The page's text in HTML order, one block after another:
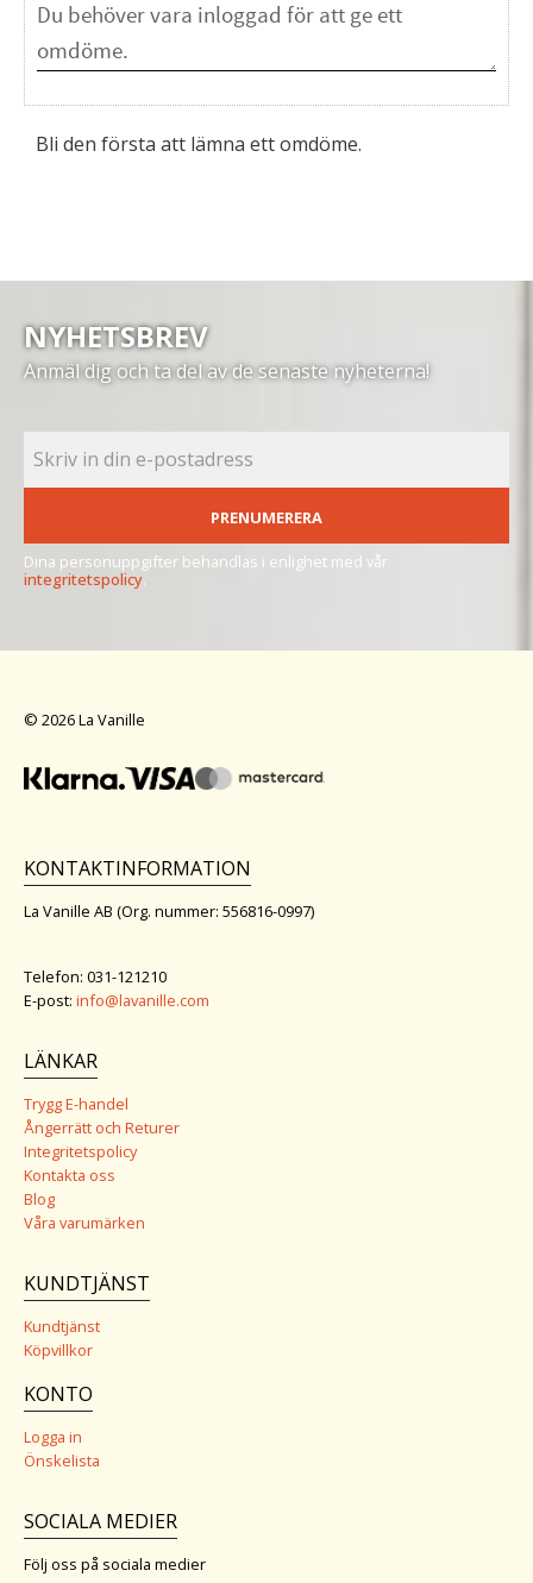
Bli den första att lämna ett omdöme.
NYHETSBREV
Anmäl dig och ta del av de senaste nyheterna!
PRENUMERERA
Dina personuppgifter behandlas i enlighet med vår
integritetspolicy.
© 2026 La Vanille
KONTAKTINFORMATION
La Vanille AB (Org. nummer: 556816-0997)
Telefon: 031-121210
E-post: info@lavanille.com
LÄNKAR
Trygg E-handel
Ångerrätt och Returer
Integritetspolicy
Kontakta oss
Blog
Våra varumärken
KUNDTJÄNST
Kundtjänst
Köpvillkor
KONTO
Logga in
Önskelista
SOCIALA MEDIER
Följ oss på sociala medier